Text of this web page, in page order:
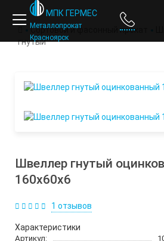
МПК ГЕРМЕС
Металлопрокат
Красноярск
Сортовой и фасонный прокат
гнутый
Швеллер гнутый
160х60х6
1 отзывов
Характеристики
Артикул: